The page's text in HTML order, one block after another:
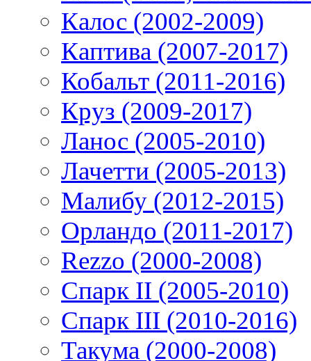
Калос (2002-2009)
Каптива (2007-2017)
Кобальт (2011-2016)
Круз (2009-2017)
Ланос (2005-2010)
Лачетти (2005-2013)
Малибу (2012-2015)
Орландо (2011-2017)
Rezzo (2000-2008)
Спарк II (2005-2010)
Спарк III (2010-2016)
Такума (2000-2008)